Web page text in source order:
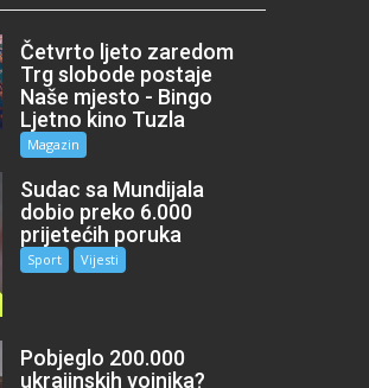
Četvrto ljeto zaredom
Trg slobode postaje
Naše mjesto - Bingo
Ljetno kino Tuzla
Magazin
Sudac sa Mundijala
dobio preko 6.000
prijetećih poruka
Sport Vijesti
Pobjeglo 200.000
ukrajinskih vojnika?